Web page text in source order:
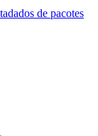
de pacotes